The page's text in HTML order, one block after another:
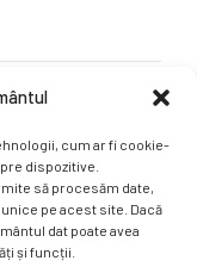
cum ar fi cookie-
dispozitive.
să procesăm date,
pe acest site. Dacă
dat poate avea
și funcții.